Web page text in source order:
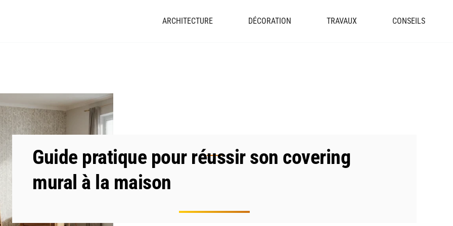
ARCHITECTURE DÉCORATION TRAVAUX CONSEILS
Guide pratique pour réussir son covering
mural à la maison